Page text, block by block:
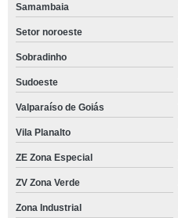
Samambaia
Setor noroeste
Sobradinho
Sudoeste
Valparaíso de Goiás
Vila Planalto
ZE Zona Especial
ZV Zona Verde
Zona Industrial